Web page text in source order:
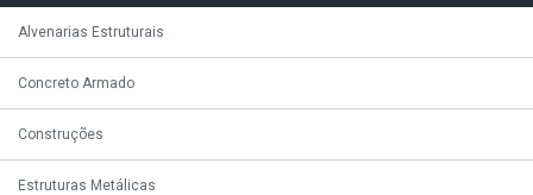
Alvenarias Estruturais
Concreto Armado
Construções
Estruturas Metálicas